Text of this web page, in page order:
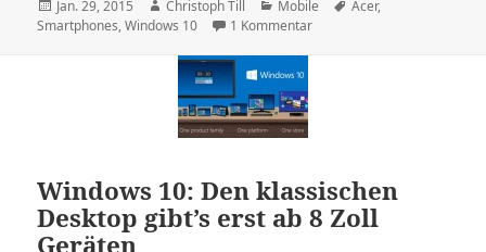
Veröffentlicht
am
Jan. 29, 2015 Autor
Christoph Till Kategorien
Mobile Schlagwörter
Acer,
Smartphones,Windows 10 1 Kommentarzu Acer will eine Reihe von
Windows 10: Den klassischen
Desktop gibt’s erst ab 8 Zoll
Geräten